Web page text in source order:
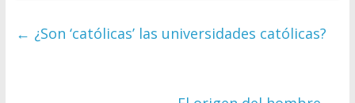
← ¿Son ‘católicas’ las universidades católicas?